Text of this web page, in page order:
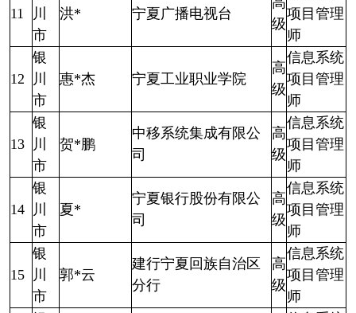
11
川
市
洪* 宁夏广播电视台
级
项目管理
师
12
银
川
市
惠*杰 宁夏工业职业学院
高
级
信息系统
项目管理
师
13
银
川
市
贺*鹏
中移系统集成有限公
司
高
级
信息系统
项目管理
师
14
银
川
市
夏*
宁夏银行股份有限公
司
高
级
信息系统
项目管理
师
15
银
川
市
郭*云
建行宁夏回族自治区
分行
高
级
信息系统
项目管理
师